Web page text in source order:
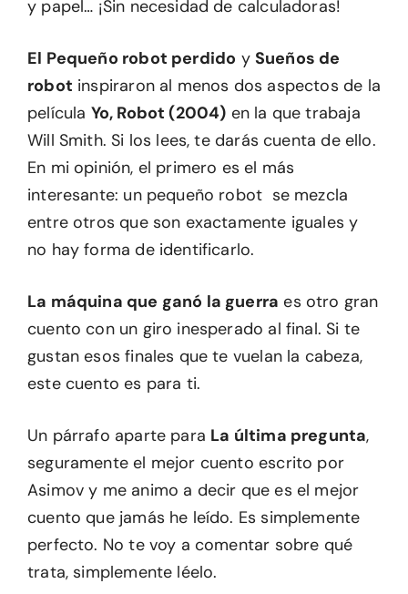
y papel… ¡Sin necesidad de calculadoras!
El Pequeño robot perdido y Sueños de
robot inspiraron al menos dos aspectos de la
película Yo, Robot (2004) en la que trabaja
Will Smith. Si los lees, te darás cuenta de ello.
En mi opinión, el primero es el más
interesante: un pequeño robot se mezcla
entre otros que son exactamente iguales y
no hay forma de identificarlo.
La máquina que ganó la guerra es otro gran
cuento con un giro inesperado al final. Si te
gustan esos finales que te vuelan la cabeza,
este cuento es para ti.
Un párrafo aparte para La última pregunta,
seguramente el mejor cuento escrito por
Asimov y me animo a decir que es el mejor
cuento que jamás he leído. Es simplemente
perfecto. No te voy a comentar sobre qué
trata, simplemente léelo.